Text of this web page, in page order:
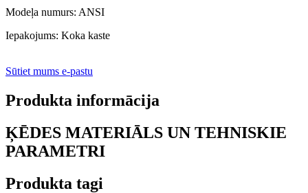
Modeļa numurs: ANSI
Iepakojums: Koka kaste
Sūtiet mums e-pastu
Produkta informācija
ĶĒDES MATERIĀLS UN TEHNISKIE
PARAMETRI
Produkta tagi